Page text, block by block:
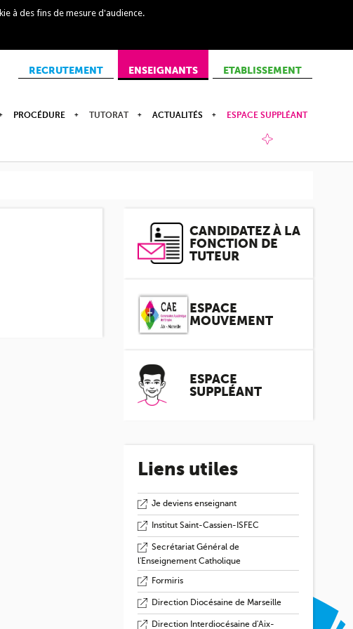
à des fins de mesure d'audience.
RECRUTEMENT ENSEIGNANTS ETABLISSEMENT
PROCÉDURE TUTORAT ACTUALITÉS ESPACE SUPPLÉANT
CANDIDATEZ À LA
FONCTION DE
TUTEUR
ESPACE
MOUVEMENT
ESPACE
SUPPLÉANT
Liens utiles
Je deviens enseignant
Institut Saint-Cassien-ISFEC
Secrétariat Général de
l'Enseignement Catholique
Formiris
Direction Diocésaine de Marseille
Direction Interdiocésaine d'Aix-